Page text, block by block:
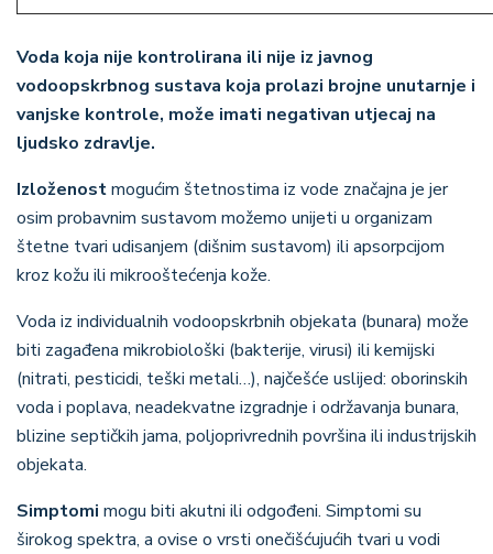
Voda koja nije kontrolirana ili nije iz javnog
vodoopskrbnog sustava koja prolazi brojne unutarnje i
vanjske kontrole, može imati negativan utjecaj na
ljudsko zdravlje.
Izloženostmogućim štetnostima iz vode značajna je jer
osim probavnim sustavom možemo unijeti u organizam
štetne tvari udisanjem (dišnim sustavom) ili apsorpcijom
kroz kožu ili mikrooštećenja kože.
Voda iz individualnih vodoopskrbnih objekata (bunara) može
biti zagađena mikrobiološki (bakterije, virusi) ili kemijski
(nitrati, pesticidi, teški metali…), najčešće uslijed: oborinskih
voda i poplava, neadekvatne izgradnje i održavanja bunara,
blizine septičkih jama, poljoprivrednih površina ili industrijskih
objekata.
Simptomi mogu biti akutni ili odgođeni. Simptomi su
širokog spektra, a ovise o vrsti onečišćujućih tvari u vodi